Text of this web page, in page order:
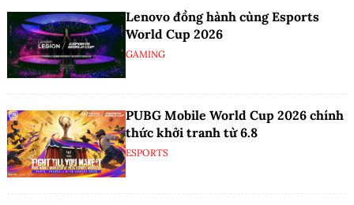
Lenovo đồng hành cùng Esports
World Cup 2026
GAMING
PUBG Mobile World Cup 2026 chính
thức khởi tranh từ 6.8
ESPORTS